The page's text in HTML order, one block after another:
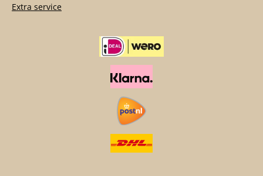
Extra service